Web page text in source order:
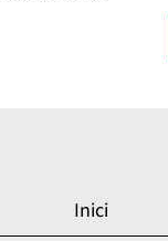
Inici